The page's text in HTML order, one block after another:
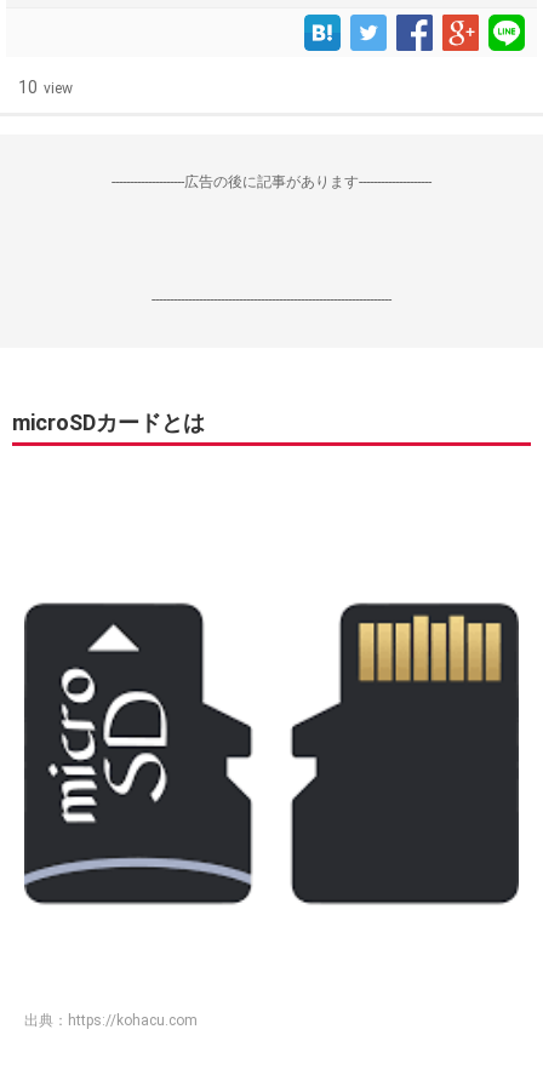
10 view
--------------------広告の後に記事があります--------------------
------------------------------------------------------------------
microSDカードとは
出典： https://kohacu.com